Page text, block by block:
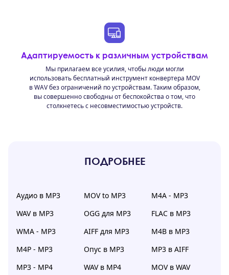
Адаптируемость к различным устройствам
Мы прилагаем все усилия, чтобы люди могли
использовать бесплатный инструмент конвертера MOV
в WAV без ограничений по устройствам. Таким образом,
вы совершенно свободны от беспокойства о том, что
столкнетесь с несовместимостью устройств.
ПОДРОБНЕЕ
Аудио в MP3 MOV to MP3
M4A - MP3
WAV в MP3
OGG для MP3
FLAC в MP3
WMA - MP3
AIFF для MP3
M4B в MP3
M4P - MP3
Опус в MP3
MP3 в AIFF
MP3 - MP4
WAV в MP4
MOV в WAV